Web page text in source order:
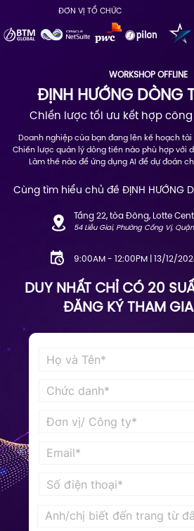
ĐỊNH HƯỚNG DÒNG
ĐƠN VỊ TỔ CHỨC
Doanh nghiệp của bạn đang lên kế hoạch
Chiến lược quản lý dòng tiền nào phù hợp với
Làm thế nào để ứng dụng AI để dự đoán
WORKSHOP OFFLINE
Chiến lược tối ưu kết hợp
Cùng tìm hiểu chủ đề ĐỊNH HƯỚNG
Tầng 22, tòa Đông, Lotte
54 Liễu Giai, Phường Cống Vị,
9:00AM - 12:00PM | 13/12/
ĐĂNG KÝ THAM
DUY NHẤT CHỈ CÓ 20